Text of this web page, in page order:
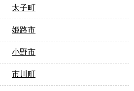
太子町
姫路市
小野市
市川町